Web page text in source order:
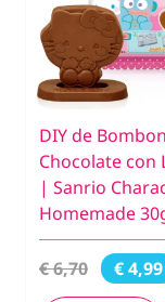
DIY de
Chocolate con
| Sanrio
Homemade
€ 6,70 € 4,99